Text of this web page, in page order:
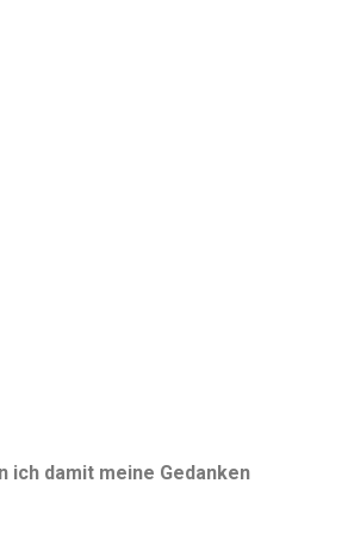
ich damit meine Gedanken